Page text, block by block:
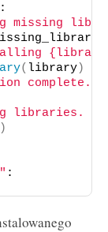
missing
( library)
complete."
libraries.
)
: